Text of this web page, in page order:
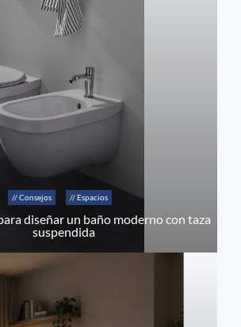
// Consejos // Espacios
diseñar un baño moderno con taza
suspendida